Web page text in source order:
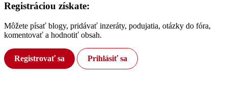
Registráciou získate:
Môžete písať blogy, pridávať inzeráty, podujatia, otázky do fóra,
komentovať a hodnotiť obsah.
Registrovať sa Prihlásiť sa